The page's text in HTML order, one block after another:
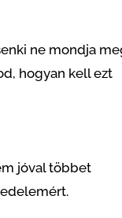
ne mondja
hogyan kell ezt
jóval többet